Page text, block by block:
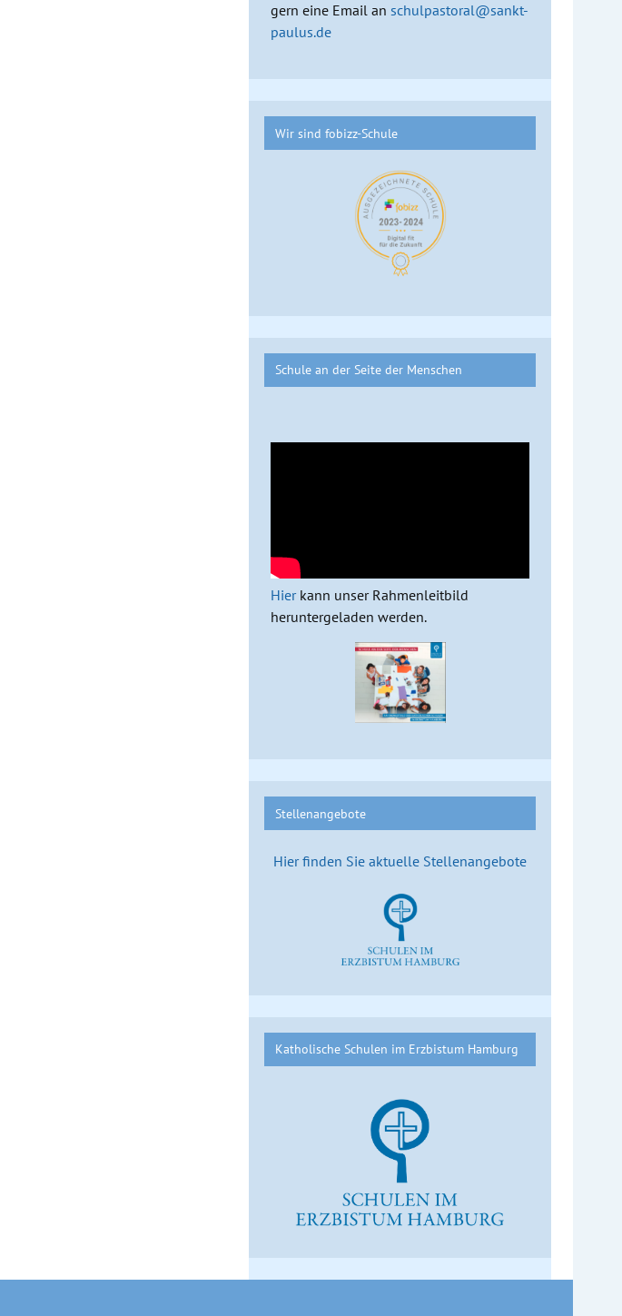
gern eine Email anschulpastoral@sankt-
paulus.de
Wir sind fobizz-Schule
Schule an der Seite der Menschen
Hierkann unser Rahmenleitbild
heruntergeladen werden.
Stellenangebote
Hier finden Sie aktuelle Stellenangebote
Katholische Schulen im Erzbistum Hamburg